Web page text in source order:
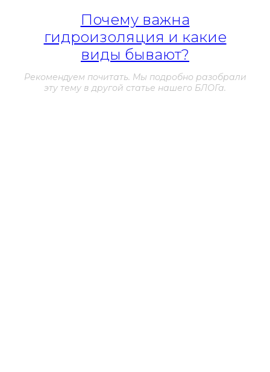
Почему важна
гидроизоляция и какие
виды бывают?
Рекомендуем почитать. Мы подробно разобрали
эту тему в другой статье нашего БЛОГа.